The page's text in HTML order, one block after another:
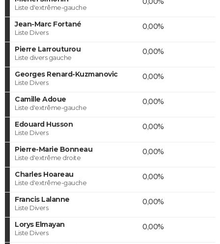
Liste d'extrême-gauche
Jean-Marc Fortané
Liste Divers
0,00%
Pierre Larrouturou
Liste divers gauche
0,00%
Georges Renard-Kuzmanovic
Liste Divers
0,00%
Camille Adoue
Liste d'extrême-gauche
0,00%
Edouard Husson
Liste Divers
0,00%
Pierre-Marie Bonneau
Liste d'extrême droite
0,00%
Charles Hoareau
Liste d'extrême-gauche
0,00%
Francis Lalanne
Liste Divers
0,00%
Lorys Elmayan
Liste Divers
0,00%